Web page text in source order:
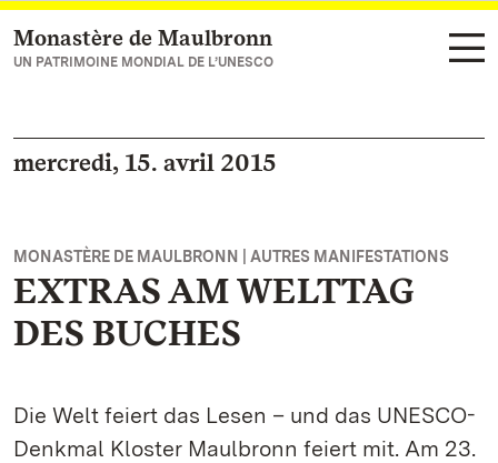
Vers la page d’accueil
Monastère de Maulbronn
UN PATRIMOINE MONDIAL DE L’UNESCO
mercredi, 15. avril 2015
MONASTÈRE DE MAULBRONN | AUTRES MANIFESTATIONS
EXTRAS AM WELTTAG
DES BUCHES
Die Welt feiert das Lesen – und das UNESCO-
Denkmal Kloster Maulbronn feiert mit. Am 23.